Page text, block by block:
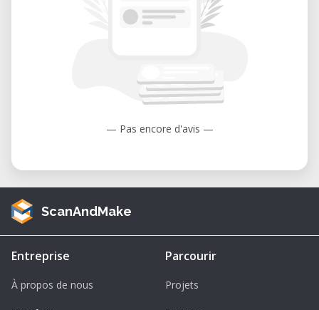
— Pas encore d'avis —
ScanAndMake
Entreprise
À propos de nous
Parcourir
Projets